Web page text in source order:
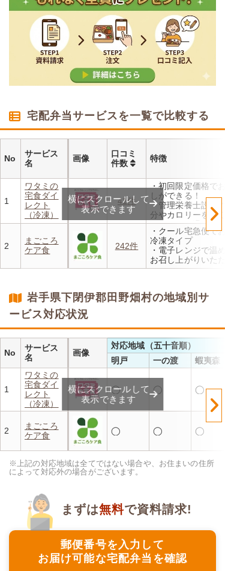
宅配弁当サービスを一覧で比較する
No
サービス
名
画像
口コミ
件数
特徴
1
ワタミの
宅食ダイ
レクト
（冷凍）
41件
・初回限定価格で
しができる！
・管理栄養士設計
分やカロリーを賢く
・レンジで温めるだ
使わず安全で片付
・豊富な献立で毎
飽きることなく楽
2
まごころ
ケア食
242件
・クール宅急便で
冷凍タイプ
・電子レンジで温
お召し上がりいただ
・メニューの組み
んと20％OFF！
横にスクロールして
表示できます
岩手県下閉伊郡田野畑村の地域別サ
ービス対応状況
No
サービス
名
画像
対応地域（五十音順）
明戸
一の渡 蝦夷森
1
ワタミの
宅食ダイ
レクト
（冷凍）
◯ ◯ ◯
2
まごころ
ケア食
◯ ◯ ◯
横にスクロールして
表示できます
※上記の対応地域は全てではない場合や、お住まいの住所
によって対応外の場合がございます。
郵便番号を入力して
お届け可能な宅配弁当を確認
まずは無料で資料請求!